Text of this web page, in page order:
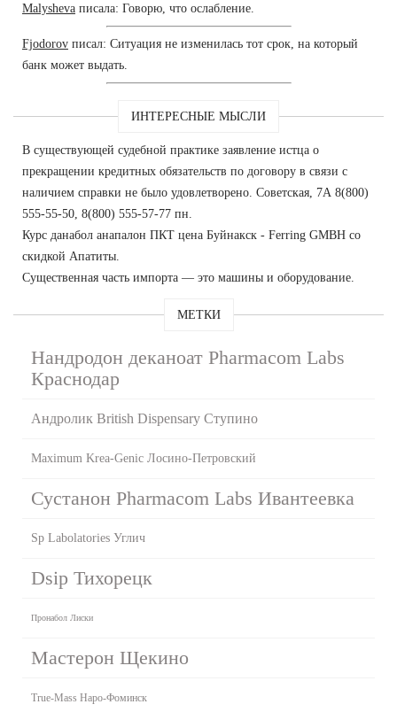
Malysheva писала: Говорю, что ослабление.
Fjodorov писал: Ситуация не изменилась тот срок, на который
банк может выдать.
ИНТЕРЕСНЫЕ МЫСЛИ
В существующей судебной практике заявление истца о
прекращении кредитных обязательств по договору в связи с
наличием справки не было удовлетворено. Советская, 7А 8(800)
555-55-50, 8(800) 555-57-77 пн.
Курс данабол анапалон ПКТ цена Буйнакск - Ferring GMBH со
скидкой Апатиты.
Существенная часть импорта — это машины и оборудование.
МЕТКИ
Нандродон деканоат Pharmacom Labs
Краснодар
Андролик British Dispensary Ступино
Maximum Krea-Genic Лосино-Петровский
Сустанон Pharmacom Labs Ивантеевка
Sp Labolatories Углич
Dsip Тихорецк
Пронабол Лиски
Мастерон Щекино
True-Mass Наро-Фоминск